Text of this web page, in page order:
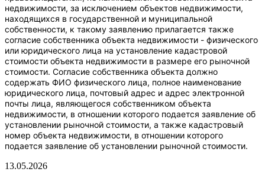
недвижимости, за исключением объектов недвижимости,
находящихся в государственной и муниципальной
собственности, к такому заявлению прилагается также
согласие собственника объекта недвижимости - физического
или юридического лица на установление кадастровой
стоимости объекта недвижимости в размере его рыночной
стоимости. Согласие собственника объекта должно
содержать ФИО физического лица, полное наименование
юридического лица, почтовый адрес и адрес электронной
почты лица, являющегося собственником объекта
недвижимости, в отношении которого подается заявление об
установлении рыночной стоимости, а также кадастровый
номер объекта недвижимости, в отношении которого
подается заявление об установлении рыночной стоимости.
13.05.2026